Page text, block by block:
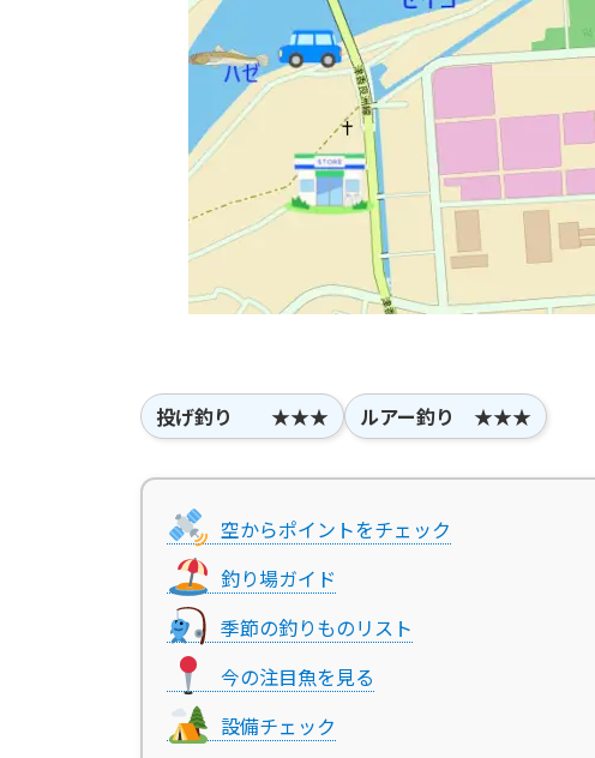
投げ釣り ★★★ ルアー釣り ★★★
空からポイントをチェック
釣り場ガイド
季節の釣りものリスト
今の注目魚を見る
設備チェック